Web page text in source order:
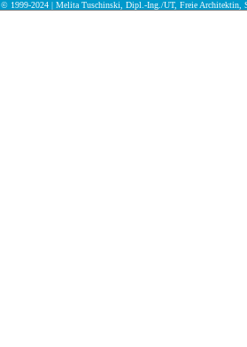
© 1999-2024 | Melita Tuschinski, Dipl.-Ing./UT, Freie Architektin,